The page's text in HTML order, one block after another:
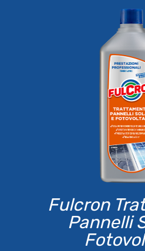
Fulcron
Pannelli